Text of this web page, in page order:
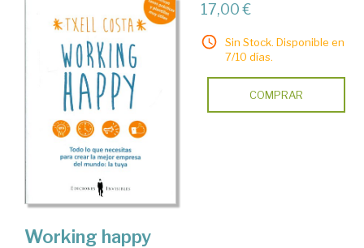
17,00 €
Sin Stock. Disponible en
7/10 días.
COMPRAR
Working happy